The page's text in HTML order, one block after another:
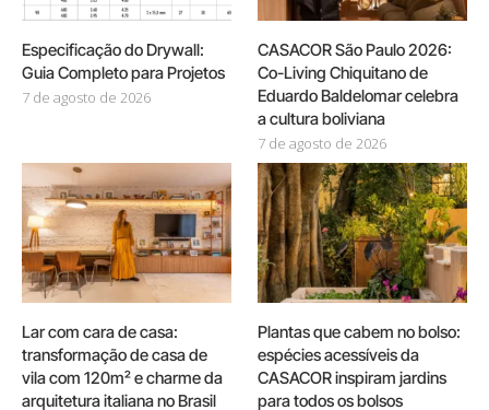
Especificação do Drywall:
Guia Completo para Projetos
7 de agosto de 2026
CASACOR São Paulo 2026:
Co-Living Chiquitano de
Eduardo Baldelomar celebra
a cultura boliviana
7 de agosto de 2026
Lar com cara de casa:
transformação de casa de
vila com 120m² e charme da
arquitetura italiana no Brasil
Plantas que cabem no bolso:
espécies acessíveis da
CASACOR inspiram jardins
para todos os bolsos